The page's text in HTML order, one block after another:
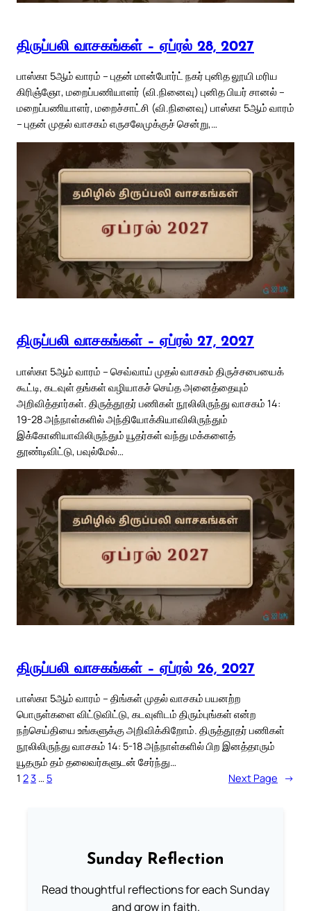
திருப்பலி வாசகங்கள் – ஏப்ரல் 28, 2027
பாஸ்கா 5ஆம் வாரம் – புதன் மான்போர்ட் நகர் புனித லூயி மரிய
கிரிஞ்ஞோ, மறைப்பணியாளர் (வி.நினைவு) புனித பியர் சானல் –
மறைப்பணியாளர், மறைச்சாட்சி (வி.நினைவு) பாஸ்கா 5ஆம் வாரம்
– புதன் முதல் வாசகம் எருசலேமுக்குச் சென்று,…
திருப்பலி வாசகங்கள் – ஏப்ரல் 27, 2027
பாஸ்கா 5ஆம் வாரம் – செவ்வாய் முதல் வாசகம் திருச்சபையைக்
கூட்டி, கடவுள் தங்கள் வழியாகச் செய்த அனைத்தையும்
அறிவித்தார்கள். திருத்தூதர் பணிகள் நூலிலிருந்து வாசகம் 14:
19-28 அந்நாள்களில் அந்தியோக்கியாவிலிருந்தும்
இக்கோனியாவிலிருந்தும் யூதர்கள் வந்து மக்களைத்
தூண்டிவிட்டு, பவுல்மேல்…
திருப்பலி வாசகங்கள் – ஏப்ரல் 26, 2027
பாஸ்கா 5ஆம் வாரம் – திங்கள் முதல் வாசகம் பயனற்ற
பொருள்களை விட்டுவிட்டு, கடவுளிடம் திரும்புங்கள் என்ற
நற்செய்தியை உங்களுக்கு அறிவிக்கிறோம். திருத்தூதர் பணிகள்
நூலிலிருந்து வாசகம் 14: 5-18 அந்நாள்களில் பிற இனத்தாரும்
யூதரும் தம் தலைவர்களுடன் சேர்ந்து…
1 23 … 5 Next Page →
Sunday Reflection
Read thoughtful reflections for each Sunday
and grow in faith.